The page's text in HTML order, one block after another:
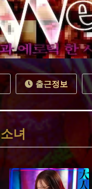
출근정보
소녀